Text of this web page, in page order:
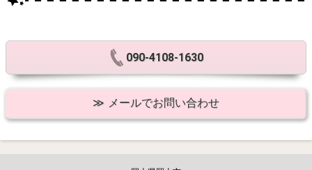
090-4108-1630
メールでお問い合わせ